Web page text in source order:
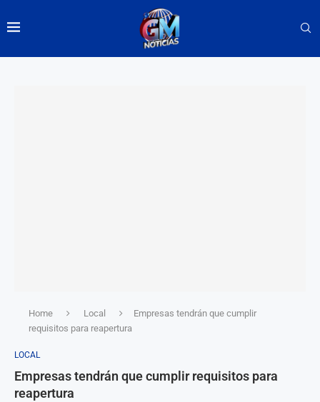
Home Local
Empresas tendrán que cumplir
requisitos para reapertura
LOCAL
Empresas tendrán que cumplir requisitos para
reapertura